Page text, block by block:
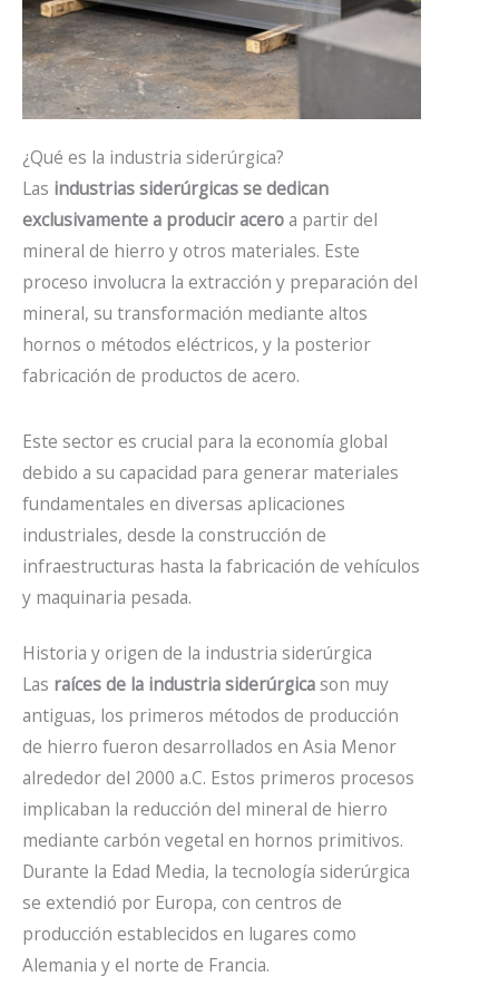
¿Qué es la industria siderúrgica?
Las industrias siderúrgicas se dedican
exclusivamente a producir aceroa partir del
mineral de hierro y otros materiales. Este
proceso involucra la extracción y preparación del
mineral, su transformación mediante altos
hornos o métodos eléctricos, y la posterior
fabricación de productos de acero.
Este sector es crucial para la economía global
debido a su capacidad para generar materiales
fundamentales en diversas aplicaciones
industriales, desde la construcción de
infraestructuras hasta la fabricación de vehículos
y maquinaria pesada.
Historia y origen de la industria siderúrgica
Las raíces de la industria siderúrgicason muy
antiguas, los primeros métodos de producción
de hierro fueron desarrollados en Asia Menor
alrededor del 2000 a.C. Estos primeros procesos
implicaban la reducción del mineral de hierro
mediante carbón vegetal en hornos primitivos.
Durante la Edad Media, la tecnología siderúrgica
se extendió por Europa, con centros de
producción establecidos en lugares como
Alemania y el norte de Francia.